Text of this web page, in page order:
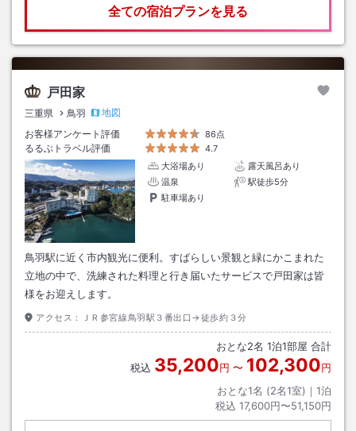
全ての宿泊プランを見る
戸田家
三重県 鳥羽
地図
お客様アンケート評価
86点
るるぶトラベル評価
4.7
大浴場あり
露天風呂あり
温泉
駅徒歩5分
駐車場あり
鳥羽駅に近く市内観光に便利。すばらしい景観と緑にかこまれた
立地の中で、洗練された料理と行き届いたサービスで戸田家は皆
様をお迎えします。
アクセス： ＪＲ参宮線鳥羽駅３番出口→徒歩約３分
おとな2名 1泊1部屋 合計
税込 35,200円 〜 102,300円
おとな1名 (2名1室)｜ 1泊
税込 17,600円〜51,150円